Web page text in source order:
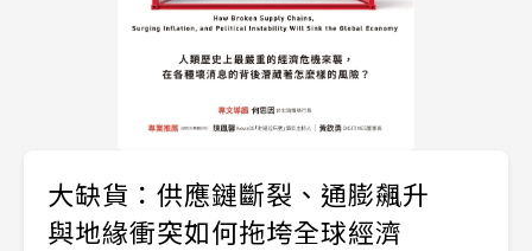
大缺貨：供應鏈斷裂、通膨飆升
與地緣衝突如何拖垮全球經濟